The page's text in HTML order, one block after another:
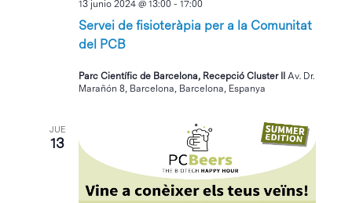
Servei de fisioteràpia per a la Comunitat
del PCB
13 junio 2024 @ 13:00 -17:00
Parc Científic de Barcelona, Recepció Cluster IIAv. Dr.
Marañón 8, Barcelona, Barcelona, Espanya
JUE
13